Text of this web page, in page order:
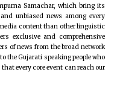
Samachar, which bring its
unbiased news among every
content than other linguistic
exclusive and comprehensive
of news from the broad network
the Gujarati speaking people who
every core event can reach our